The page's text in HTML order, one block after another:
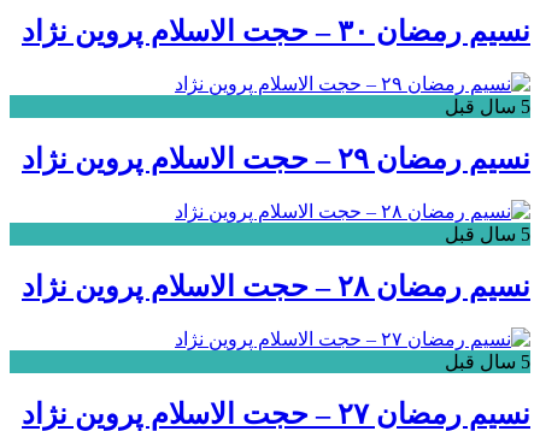
نسیم رمضان ۳۰ – حجت الاسلام پروین نژاد
5 سال قبل
نسیم رمضان ۲۹ – حجت الاسلام پروین نژاد
5 سال قبل
نسیم رمضان ۲۸ – حجت الاسلام پروین نژاد
5 سال قبل
نسیم رمضان ۲۷ – حجت الاسلام پروین نژاد